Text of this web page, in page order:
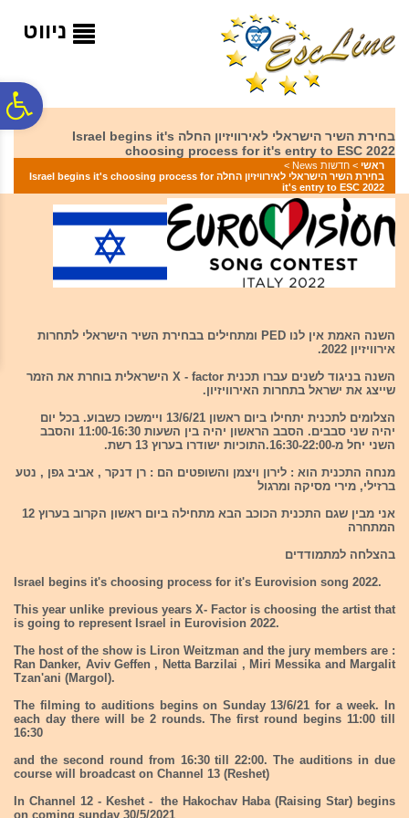
המרכזי
ניווט
בחירת השיר הישראלי לאירוויזיון החלה Israel begins it's
choosing process for it's entry to ESC 2022
ראשי > חדשות News
>
בחירת השיר הישראלי לאירוויזיון החלה Israel begins it's choosing process for
it's entry to ESC 2022
השנה האמת אין לנו PED ומתחילים בבחירת השיר הישראלי לתחרות
אירוויזיון 2022.
השנה בניגוד לשנים עברו תכנית X - factor הישראלית בוחרת את הזמר
שייצג את ישראל בתחרות האירוויזיון.
הצלומים לתכנית יתחילו ביום ראשון 13/6/21 ויימשכו כשבוע. בכל יום
יהיה שני סבבים. הסבב הראשון יהיה בין השעות 11:00-16:30 והסבב
השני יחל מ-16:30-22:00.התוכיות ישודרו בערוץ 13 רשת.
מנחה התכנית הוא : לירון ויצמן והשופטים הם : רן דנקר , אביב גפן , נטע
ברזילי, מירי מסיקה ומרגול
אני מבין שגם התכנית הכוכב הבא מתחילה ביום ראשון הקרוב בערוץ 12
המתחרה
בהצלחה למתמודדים
Israel begins it's choosing process for it's Eurovision song 2022.
This year unlike previous years X- Factor is choosing the artist that
is going to represent Israel in Eurovision 2022.
The host of the show is Liron Weitzman and the jury members are :
Ran Danker, Aviv Geffen , Netta Barzilai , Miri Messika and Margalit
Tzan'ani (Margol).
The filming to auditions begins on Sunday 13/6/21 for a week. In
each day there will be 2 rounds. The first round begins 11:00 till
16:30
and the second round from 16:30 till 22:00. The auditions in due
course will broadcast on Channel 13 (Reshet)
In Channel 12 - Keshet - the Hakochav Haba (Raising Star) begins
on coming sunday 30/5/2021